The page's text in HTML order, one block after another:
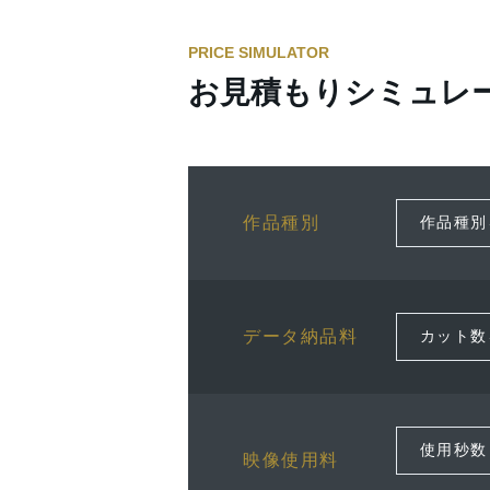
PRICE SIMULATOR
お見積もりシミュレ
作品種別
データ納品料
映像使用料